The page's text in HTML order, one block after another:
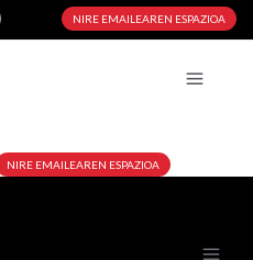
NIRE EMAILEAREN ESPAZIOA
NIRE EMAILEAREN ESPAZIOA